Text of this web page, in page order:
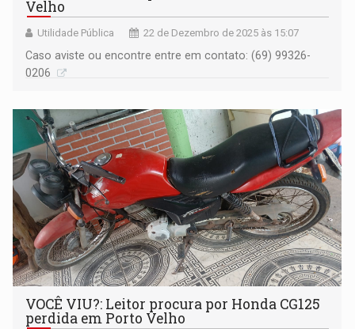
Velho
Utilidade Pública 22 de Dezembro de 2025 às 15:07
Caso aviste ou encontre entre em contato: (69) 99326-
0206
VOCÊ VIU?: Leitor procura por Honda CG125
perdida em Porto Velho